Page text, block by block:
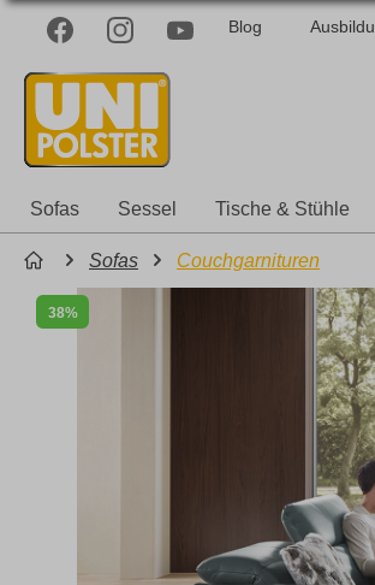
Blog
Sofas Sessel Tische & Stühle
Sofas Couchgarnituren
38%